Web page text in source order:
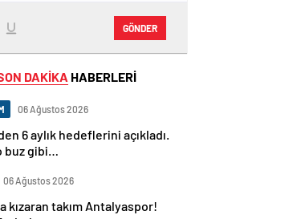
GÖNDER
DAKİKA HABERLERİ
06 Ağustos 2026
6 aylık hedeflerini açıkladı.
buz gibi…
06 Ağustos 2026
kızaran takım Antalyaspor!